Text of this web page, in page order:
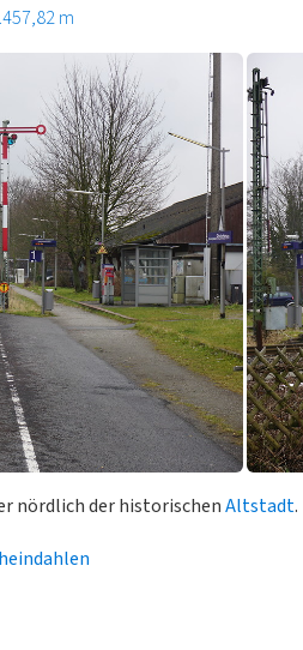
m
nördlich der historischenAltstadt.